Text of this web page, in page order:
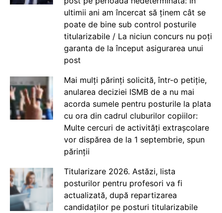
ultimii ani am încercat să ținem cât se
poate de bine sub control posturile
titularizabile / La niciun concurs nu poți
garanta de la început asigurarea unui
post
Mai mulți părinți solicită, într-o petiție,
anularea deciziei ISMB de a nu mai
acorda sumele pentru posturile la plata
cu ora din cadrul cluburilor copiilor:
Multe cercuri de activități extrașcolare
vor dispărea de la 1 septembrie, spun
părinții
Titularizare 2026. Astăzi, lista
posturilor pentru profesori va fi
actualizată, după repartizarea
candidaților pe posturi titularizabile